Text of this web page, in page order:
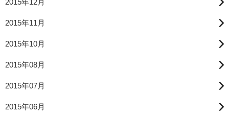
2015年12月
2015年11月
2015年10月
2015年08月
2015年07月
2015年06月